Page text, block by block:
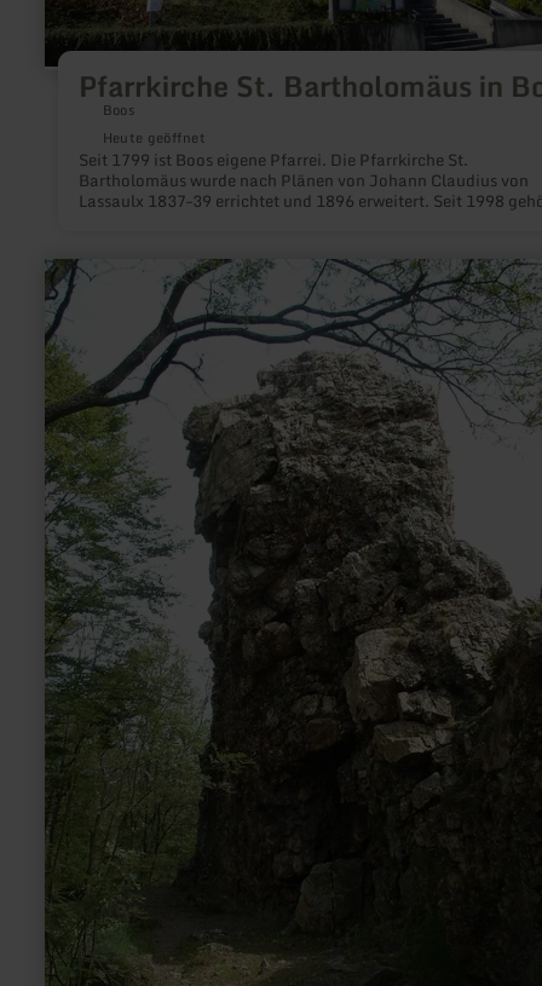
Pfarrkirche St. Bartholomäus in
Boos
Heute geöffnet
Seit 1799 ist Boos eigene Pfarrei. Die Pfarrkirche St.
Bartholomäus wurde nach Plänen von Johann Claudius von
Lassaulx 1837–39 errichtet und 1896 erweitert. Seit 1998
mehr
erfahren
zu:
Felspartie
|
Teufelsley